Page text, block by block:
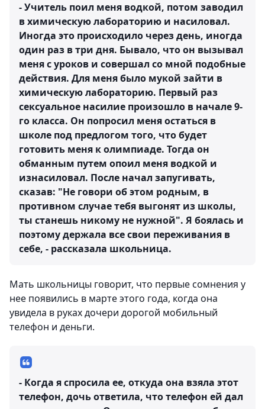
- Учитель поил меня водкой, потом заводил
в химическую лабораторию и насиловал.
Иногда это происходило через день, иногда
один раз в три дня. Бывало, что он вызывал
меня с уроков и совершал со мной подобные
действия. Для меня было мукой зайти в
химическую лабораторию. Первый раз
сексуальное насилие произошло в начале 9-
го класса. Он попросил меня остаться в
школе под предлогом того, что будет
готовить меня к олимпиаде. Тогда он
обманным путем опоил меня водкой и
изнасиловал. После начал запугивать,
сказав: "Не говори об этом родным, в
противном случае тебя выгонят из школы,
ты станешь никому не нужной". Я боялась и
поэтому держала все свои переживания в
себе, - рассказала школьница.
Мать школьницы говорит, что первые сомнения у
нее появились в марте этого года, когда она
увидела в руках дочери дорогой мобильный
телефон и деньги.
- Когда я спросила ее, откуда она взяла этот
телефон, дочь ответила, что телефон ей дал